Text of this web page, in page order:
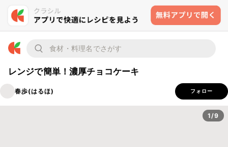
レンジで簡単！濃厚チョコケーキ
春歩(はるほ) フォロー
1/9